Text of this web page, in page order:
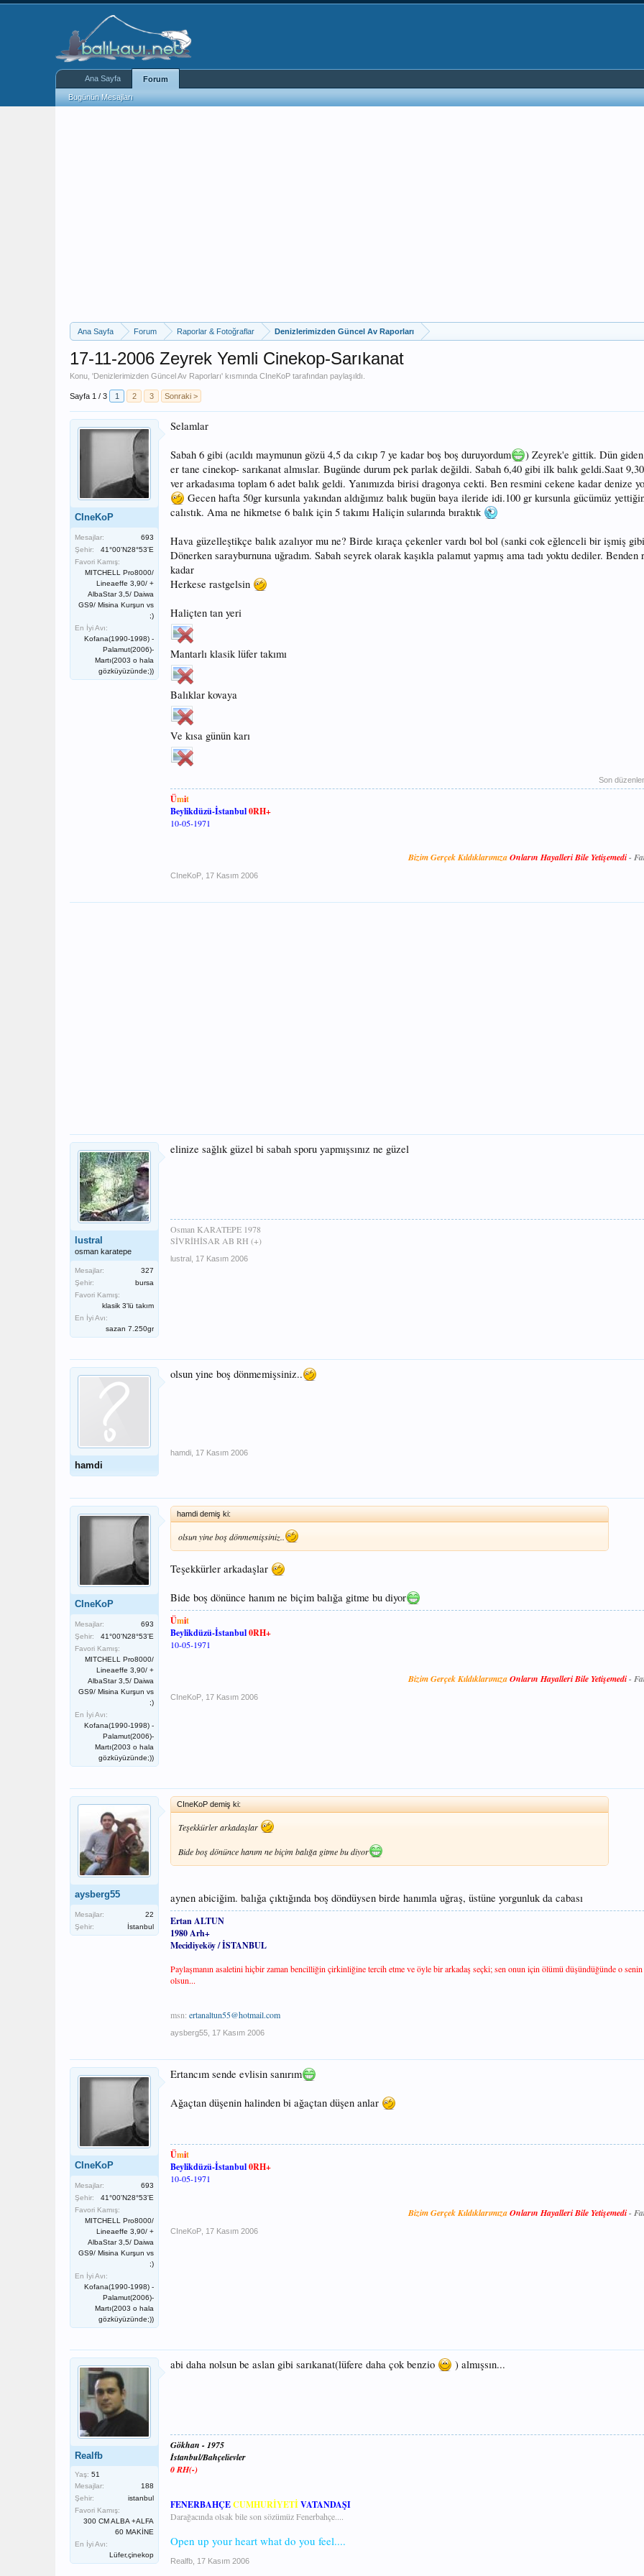
Ana Sayfa Forum Raporlar & Fotoğraflar Denizlerimizden Güncel Av Raporları
17-11-2006 Zeyrek Yemli Cinekop-Sarıkanat
Konu, 'Denizlerimizden Güncel Av Raporları' kısmında CIneKoP tarafından paylaşıldı.
Sayfa 1 / 3 1 2 3 Sonraki >
CIneKoP
Mesajlar:
693
Şehir:
41°00'N28°53'E
Favori Kamış:
MITCHELL Pro8000/
Lineaeffe 3,90/ +
AlbaStar 3,5/ Daiwa
GS9/ Misina Kurşun vs
;)
En İyi Avı:
Kofana(1990-1998) -
Palamut(2006)-
Martı(2003 o hala
gözküyüzünde;))
Selamlar
Sabah 6 gibi (acıldı maymunun gözü 4,5 da cıkıp 7 ye kadar boş boş duruyordum
) Zeyrek'e gittik. Dün
er tane cinekop- sarıkanat almıslar. Bugünde durum pek parlak değildi. Sabah 6,40 gibi ilk balık geldi.Saat
ver arkadasıma toplam 6 adet balık geldi. Yanımızda birisi dragonya cekti. Ben resmini cekene kadar denize
Gecen hafta 50gr kursunla yakından aldığımız balık bugün baya ileride idi.100 gr kursunla gücümüz
calıstık. Ama ne hikmetse 6 balık için 5 takımı Haliçin sularında bıraktık
Hava güzelleştikçe balık azalıyor mu ne? Birde kıraça çekenler vardı bol bol (sanki cok eğlenceli bir işmiş
Dönerken sarayburnuna uğradım. Sabah seyrek olarak kaşıkla palamut yapmış ama tadı yoktu dediler. Benden
kadar
Herkese rastgelsin
Haliçten tan yeri
Mantarlı klasik lüfer takımı
Balıklar kovaya
Ve kısa günün karı
Son
Ümit
Beylikdüzü-İstanbul0RH+
10-05-1971
Bizim Gerçek KıldıklarımızaOnların Hayalleri Bile Yetişemedi-
CIneKoP 17 Kasım 2006
lustral
osman karatepe
Mesajlar:
327
Şehir:
bursa
Favori Kamış:
klasik 3'lü takım
En İyi Avı:
sazan 7.250gr
elinize sağlık güzel bi sabah sporu yapmışsınız ne güzel
Osman KARATEPE 1978
SİVRİHİSAR AB RH (+)
lustral 17 Kasım 2006
hamdi
olsun yine boş dönmemişsiniz..
hamdi 17 Kasım 2006
CIneKoP
Mesajlar:
693
Şehir:
41°00'N28°53'E
Favori Kamış:
MITCHELL Pro8000/
Lineaeffe 3,90/ +
AlbaStar 3,5/ Daiwa
GS9/ Misina Kurşun vs
;)
En İyi Avı:
Kofana(1990-1998) -
Palamut(2006)-
Martı(2003 o hala
gözküyüzünde;))
hamdi demiş ki:
olsun yine boş dönmemişsiniz..
Teşekkürler arkadaşlar
Bide boş dönünce hanım ne biçim balığa gitme bu diyor
Ümit
Beylikdüzü-İstanbul0RH+
10-05-1971
Bizim Gerçek KıldıklarımızaOnların Hayalleri Bile Yetişemedi-
CIneKoP 17 Kasım 2006
aysberg55
Mesajlar:
22
Şehir:
İstanbul
CIneKoP demiş ki:
Teşekkürler arkadaşlar
Bide boş dönünce hanım ne biçim balığa gitme bu diyor
aynen abiciğim. balığa çıktığında boş döndüysen birde hanımla uğraş, üstüne yorgunluk da cabası
Ertan ALTUN
1980 Arh+
Mecidiyeköy / İSTANBUL
Paylaşmanın asaletini hiçbir zaman bencilliğin çirkinliğine tercih etme ve öyle bir arkadaş seçki; sen onun için ölümü düşündüğünde o
olsun...
msn: ertanaltun55@hotmail.com
aysberg55 17 Kasım 2006
CIneKoP
Mesajlar:
693
Şehir:
41°00'N28°53'E
Favori Kamış:
MITCHELL Pro8000/
Lineaeffe 3,90/ +
AlbaStar 3,5/ Daiwa
GS9/ Misina Kurşun vs
;)
En İyi Avı:
Kofana(1990-1998) -
Palamut(2006)-
Martı(2003 o hala
gözküyüzünde;))
Ertancım sende evlisin sanırım
Ağaçtan düşenin halinden bi ağaçtan düşen anlar
Ümit
Beylikdüzü-İstanbul0RH+
10-05-1971
Bizim Gerçek KıldıklarımızaOnların Hayalleri Bile Yetişemedi-
CIneKoP 17 Kasım 2006
Realfb
Yaş: 51
Mesajlar:
188
Şehir:
istanbul
Favori Kamış:
300 CM ALBA +ALFA
60 MAKİNE
En İyi Avı:
Lüfer,çinekop
abi daha nolsun be aslan gibi sarıkanat(lüfere daha çok benzio ) almışsın...
Gökhan - 1975
İstanbul/Bahçelievler
0 RH(-)
FENERBAHÇECUMHURİYETİVATANDAŞI
Darağacında olsak bile son sözümüz Fenerbahçe....
Open up your heart what do you feel....
Realfb 17 Kasım 2006
Ana Sayfa Forum
Bugünün Mesajları